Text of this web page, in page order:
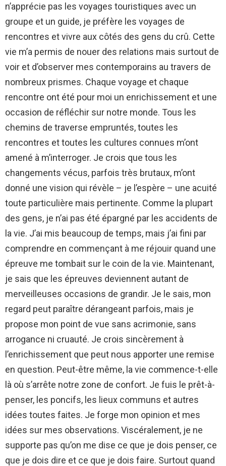
n’apprécie pas les voyages touristiques avec un
groupe et un guide, je préfère les voyages de
rencontres et vivre aux côtés des gens du crû. Cette
vie m’a permis de nouer des relations mais surtout de
voir et d’observer mes contemporains au travers de
nombreux prismes. Chaque voyage et chaque
rencontre ont été pour moi un enrichissement et une
occasion de réfléchir sur notre monde. Tous les
chemins de traverse empruntés, toutes les
rencontres et toutes les cultures connues m’ont
amené à m’interroger. Je crois que tous les
changements vécus, parfois très brutaux, m’ont
donné une vision qui révèle – je l’espère – une acuité
toute particulière mais pertinente. Comme la plupart
des gens, je n’ai pas été épargné par les accidents de
la vie. J’ai mis beaucoup de temps, mais j’ai fini par
comprendre en commençant à me réjouir quand une
épreuve me tombait sur le coin de la vie. Maintenant,
je sais que les épreuves deviennent autant de
merveilleuses occasions de grandir. Je le sais, mon
regard peut paraître dérangeant parfois, mais je
propose mon point de vue sans acrimonie, sans
arrogance ni cruauté. Je crois sincèrement à
l’enrichissement que peut nous apporter une remise
en question. Peut-être même, la vie commence-t-elle
là où s’arrête notre zone de confort. Je fuis le prêt-à-
penser, les poncifs, les lieux communs et autres
idées toutes faites. Je forge mon opinion et mes
idées sur mes observations. Viscéralement, je ne
supporte pas qu’on me dise ce que je dois penser, ce
que je dois dire et ce que je dois faire. Surtout quand